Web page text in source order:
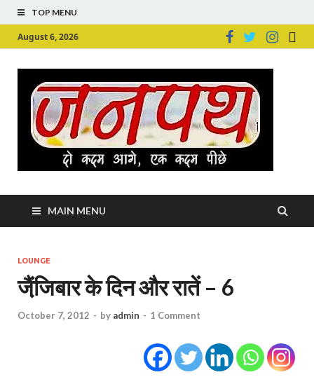
TOP MENU
August 6, 2026
MAIN MENU
LOUNGE
जैंजि़बार के दिन और रातें – 6
October 7, 2012 - by admin - 1 Comment